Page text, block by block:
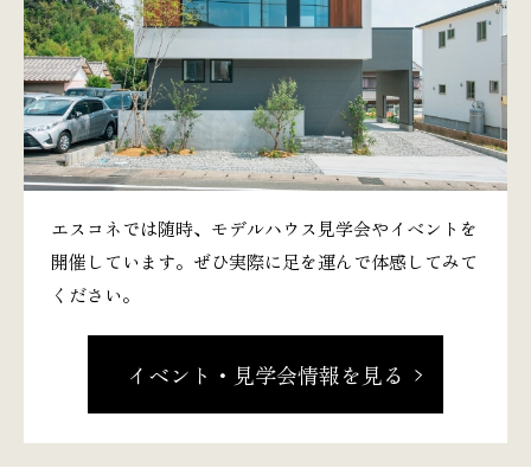
エスコネでは随時、モデルハウス見学会やイベントを
開催しています。ぜひ実際に足を運んで体感してみて
ください。
イベント・見学会情報を見る